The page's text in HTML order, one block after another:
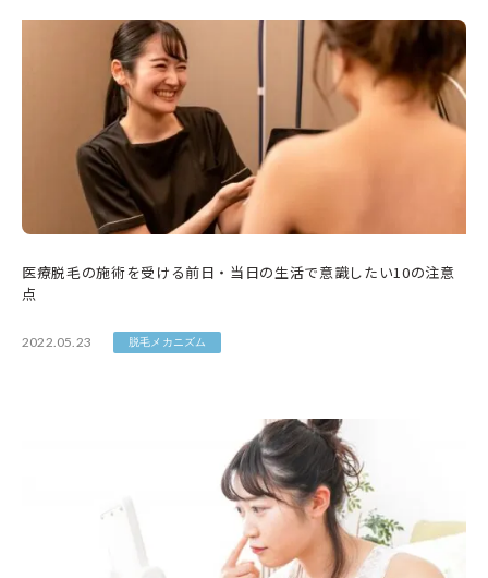
医療脱毛の施術を受ける前日・当日の生活で意識したい10の注意
点
2022.05.23 脱毛メカニズム